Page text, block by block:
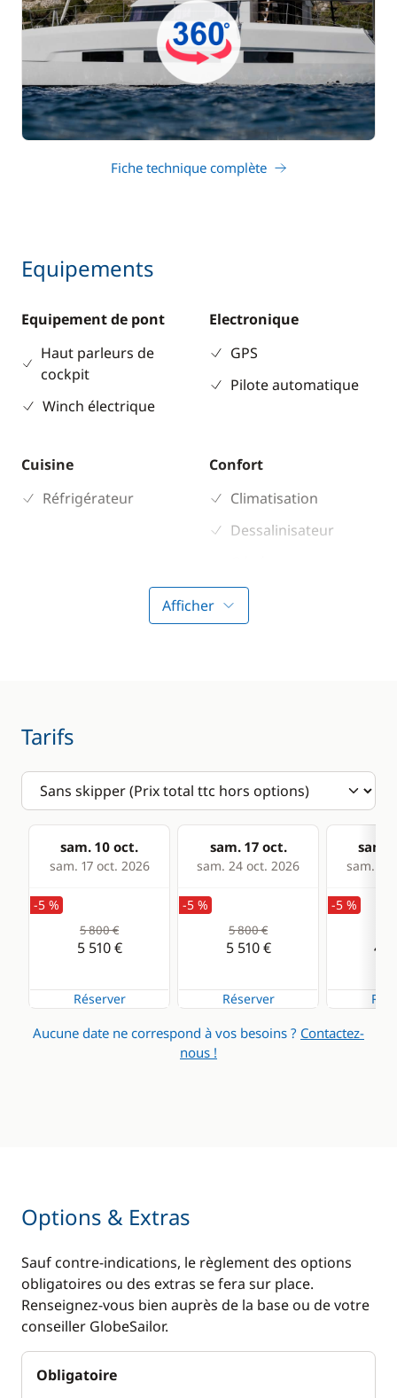
Fiche technique complète
Equipements
Equipement de pont
Haut parleurs de
cockpit
Winch électrique
Electronique
GPS
Pilote automatique
Cuisine
Réfrigérateur
Confort
Climatisation
Dessalinisateur
WC électrique
Afficher
Tarifs
sam. 10 oct.
sam. 17 oct. 2026
sam. 17 oct.
sam. 24 oct. 2026
sam.
sam. 31
-5 %
5 800 €
5 510 €
Réserver
-5 %
5 800 €
5 510 €
Réserver
-5 %
4
Aucune date ne correspond à vos besoins ? Contactez-
nous !
Options & Extras
Sauf contre-indications, le règlement des options
obligatoires ou des extras se fera sur place.
Renseignez-vous bien auprès de la base ou de votre
conseiller GlobeSailor.
Obligatoire